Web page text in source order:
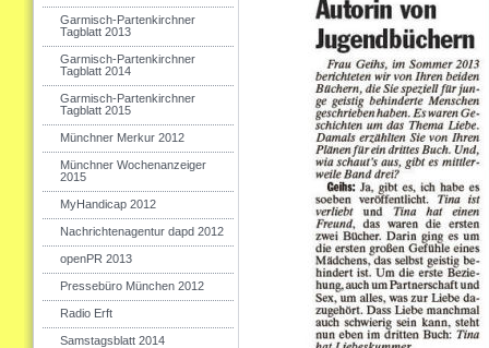
Garmisch-Partenkirchner
Tagblatt 2013
Garmisch-Partenkirchner
Tagblatt 2014
Garmisch-Partenkirchner
Tagblatt 2015
Münchner Merkur 2012
Münchner Wochenanzeiger
2015
MyHandicap 2012
Nachrichtenagentur dapd 2012
openPR 2013
Pressebüro München 2012
Radio Erft
Samstagsblatt 2014